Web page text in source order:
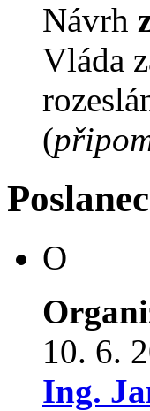
Návrh
Vláda
(
O
10. 6.
Ing.